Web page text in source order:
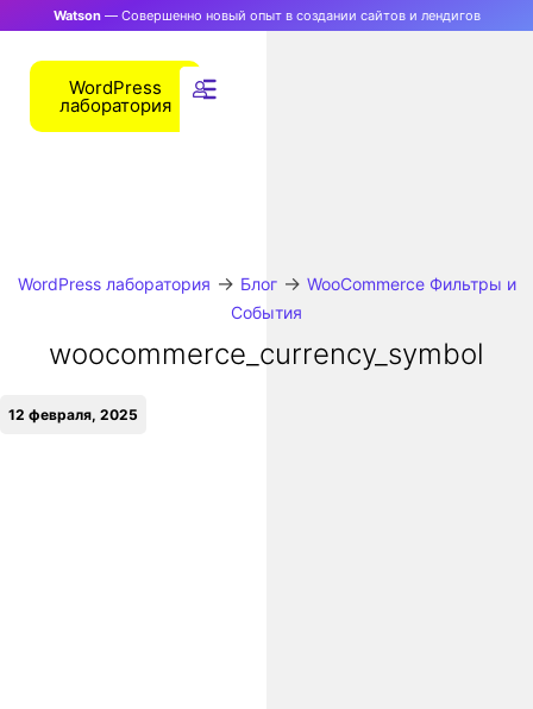
Watson— Совершенно новый опыт в создании сайтов и лендигов
WordPress
лаборатория
WordPress лаборатория → Блог→ WooCommerce Фильтры и
События
woocommerce_currency_symbol
12 февраля, 2025